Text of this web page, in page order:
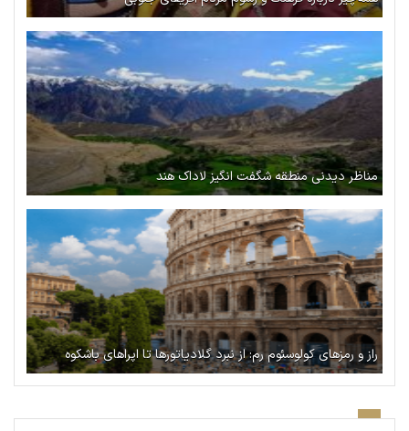
مناظر دیدنی منطقه شگفت انگیز لاداک هند
راز و رمزهای کولوسئوم رم: از نبرد گلادیاتورها تا اپراهای باشکوه